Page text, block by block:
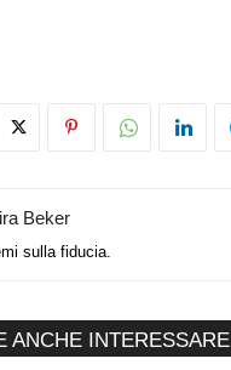
Beker
sulla fiducia.
ANCHE INTERESSARE